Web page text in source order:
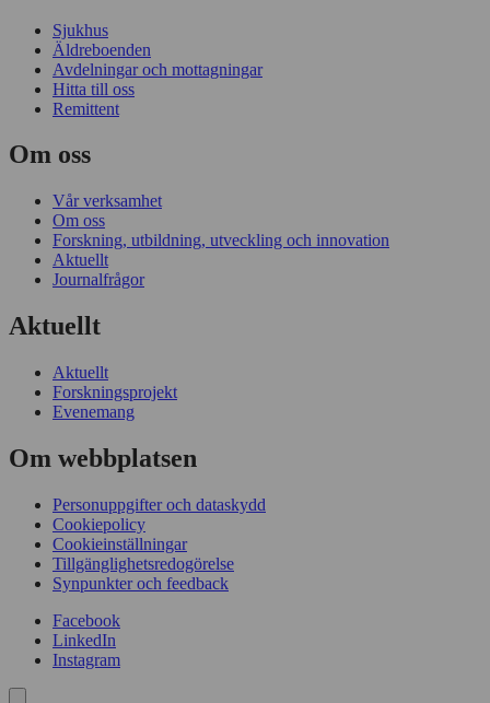
Sjukhus
Äldreboenden
Avdelningar och mottagningar
Hitta till oss
Remittent
Om oss
Vår verksamhet
Om oss
Forskning, utbildning, utveckling och innovation
Aktuellt
Journalfrågor
Aktuellt
Aktuellt
Forskningsprojekt
Evenemang
Om webbplatsen
Personuppgifter och dataskydd
Cookiepolicy
Cookieinställningar
Tillgänglighetsredogörelse
Synpunkter och feedback
Facebook
LinkedIn
Instagram